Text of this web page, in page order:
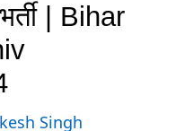
| Bihar
Singh